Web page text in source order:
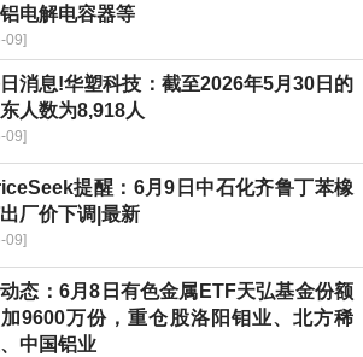
电解电容器等
09]
消息!华塑科技：截至2026年5月30日的
人数为8,918人
09]
提醒：6月9日中石化齐鲁丁苯橡
厂价下调|最新
09]
态：6月8日有色金属ETF天弘基金份额
9600万份，重仓股洛阳钼业、北方稀
中国铝业